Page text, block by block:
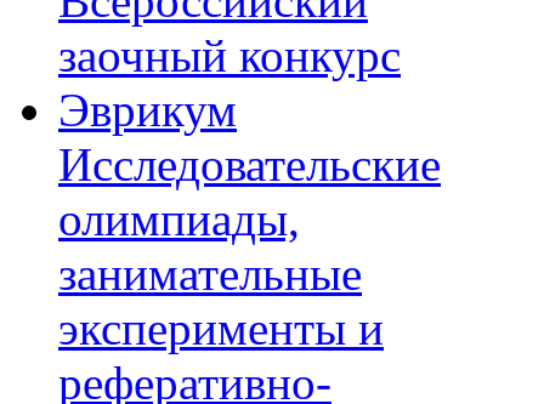
заочный конкурс
Эврикум
Исследовательские
олимпиады,
занимательные
эксперименты и
реферативно-